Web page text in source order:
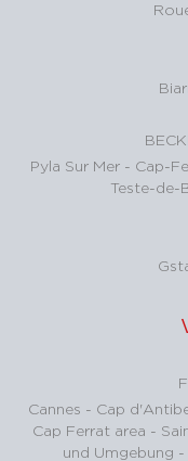
Pyla Sur Mer - Cap-
Teste-de-
Cannes - Cap
Cap Ferrat area -
und Umgebung -